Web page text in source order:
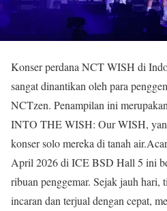
Konser perdana NCT WISH di
sangat dinantikan oleh para
NCTzen. Penampilan ini
INTO THE WISH: Our WISH,
konser solo mereka di tanah
April 2026 di ICE BSD Hall 5 ini
ribuan penggemar. Sejak jauh hari,
incaran dan terjual dengan cepat,